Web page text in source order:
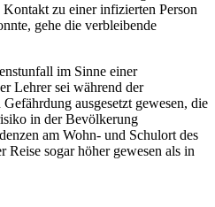
zu einer infizierten Person
gehe die verbleibende
im Sinne einer
Lehrer sei während der
ausgesetzt gewesen, die
in der Bevölkerung
am Wohn- und Schulort des
Reise sogar höher gewesen als in